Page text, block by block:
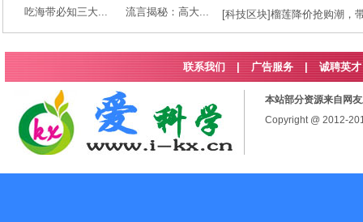
吃海带必知三大... 流言揭秘：高大...
[科技区块]榴莲降价抢购潮，
联系我们 广告服务 | 诚聘英才
本站部分资源来自网
Copyright @ 2012-